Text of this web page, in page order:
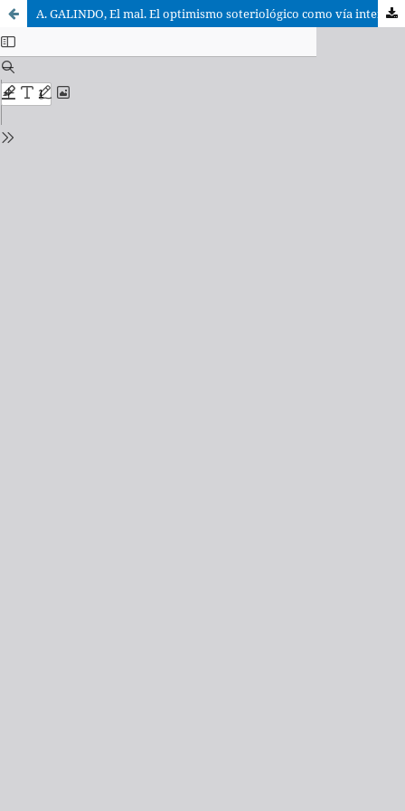
A. GALINDO, El mal. El optimismo soteriológico como vía intermedia entre el pesimismo agnosticista y el optimismo racionalista